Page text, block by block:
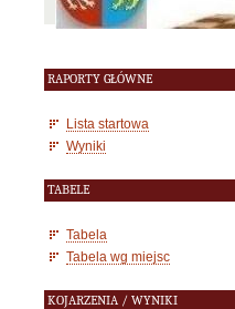
RAPORTY GŁÓWNE
Lista startowa
Wyniki
TABELE
Tabela
Tabela wg miejsc
KOJARZENIA / WYNIKI